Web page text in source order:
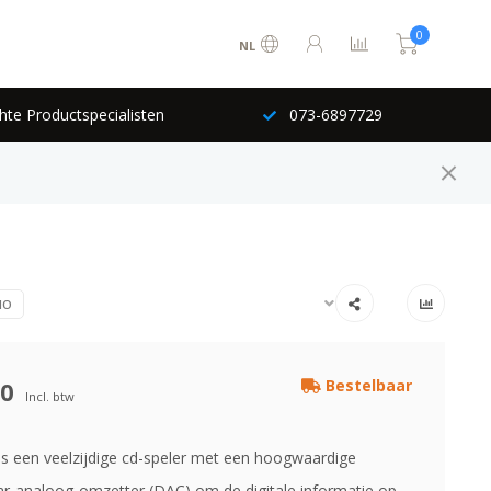
NL
0
Productspecialisten 073-6897729
Incl. btw
Bestelbaar
een veelzijdige cd-speler met een hoogwaardige